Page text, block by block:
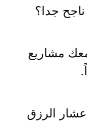
جدا؟
مشاريع
الرزق